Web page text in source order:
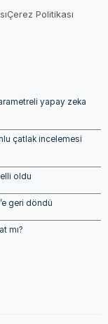
Çerez Politikası
yapay zeka
çatlak incelemesi
oldu
geri döndü
mı?